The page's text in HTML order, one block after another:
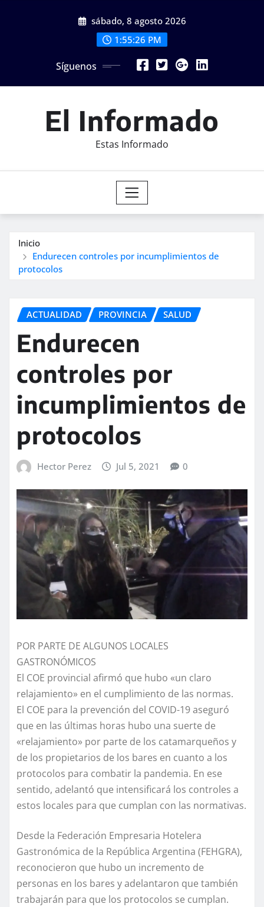
sábado, 8 agosto 2026
1:55:28 PM
Síguenos
El Informado
Estas Informado
Inicio
Endurecen controles por incumplimientos de
protocolos
ACTUALIDAD PROVINCIA SALUD
Endurecen
controles por
incumplimientos de
protocolos
Hector Perez Jul 5, 2021 0
POR PARTE DE ALGUNOS LOCALES
GASTRONÓMICOS
El COE provincial afirmó que hubo «un claro
relajamiento» en el cumplimiento de las normas.
El COE para la prevención del COVID-19 aseguró
que en las últimas horas hubo una suerte de
«relajamiento» por parte de los catamarqueños y
de los propietarios de los bares en cuanto a los
protocolos para combatir la pandemia. En ese
sentido, adelantó que intensificará los controles a
estos locales para que cumplan con las normativas.
Desde la Federación Empresaria Hotelera
Gastronómica de la República Argentina (FEHGRA),
reconocieron que hubo un incremento de
personas en los bares y adelantaron que también
trabajarán para que los protocolos se cumplan.